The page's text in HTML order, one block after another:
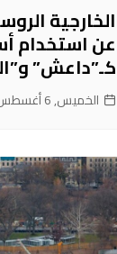
الخارجية
عن استخدام
كـ”داعش”
الخميس, 6 أغسطس 2026, 2:54